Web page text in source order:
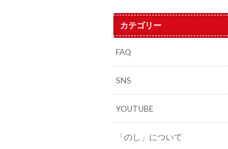
カテゴリー
FAQ
SNS
YOUTUBE
「のし」について